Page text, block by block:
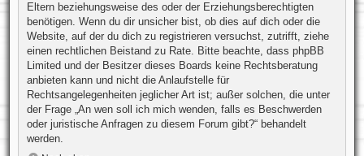
Eltern beziehungsweise des oder der Erziehungsberechtigten
benötigen. Wenn du dir unsicher bist, ob dies auf dich oder die
Website, auf der du dich zu registrieren versuchst, zutrifft, ziehe
einen rechtlichen Beistand zu Rate. Bitte beachte, dass phpBB
Limited und der Besitzer dieses Boards keine Rechtsberatung
anbieten kann und nicht die Anlaufstelle für
Rechtsangelegenheiten jeglicher Art ist; außer solchen, die unter
der Frage „An wen soll ich mich wenden, falls es Beschwerden
oder juristische Anfragen zu diesem Forum gibt?“ behandelt
werden.